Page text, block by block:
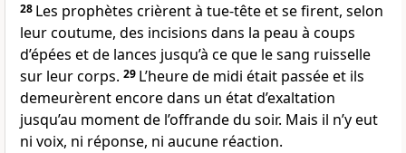
28 Les prophètes crièrent à tue-tête et se firent, selon
leur coutume, des incisions dans la peau à coups
d’épées et de lances jusqu’à ce que le sang ruisselle
sur leur corps. 29 L’heure de midi était passée et ils
demeurèrent encore dans un état d’exaltation
jusqu’au moment de l’offrande du soir. Mais il n’y eut
ni voix, ni réponse, ni aucune réaction.